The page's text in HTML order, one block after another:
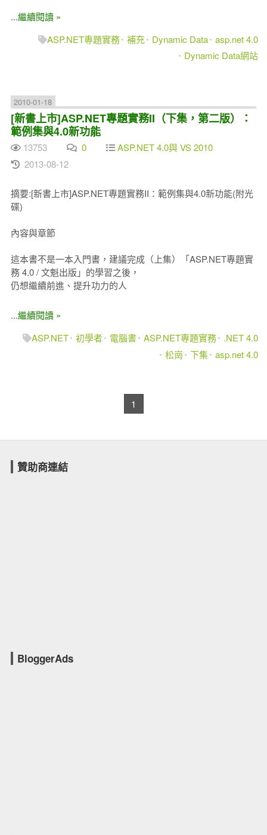
...繼續閱讀 »
ASP.NET專題實務 補充 Dynamic Data asp.net 4.0
Dynamic Data網站
2010-01-18
[新書上市]ASP.NET專題實務II（下集，第二版）：
範例集與4.0新功能
13753 0
ASP.NET 4.0與 VS 2010
2013-08-12
摘要:[新書上市]ASP.NET專題實務II：範例集與4.0新功能(附光
碟)
內容與章節
這本書不是一本入門書，建議完成（上集）「ASP.NET專題實
務 4.0 / 文魁出版」的學習之後，
仍想繼續前進、提升功力的人
...繼續閱讀 »
ASP.NET 初學者 電腦書 ASP.NET專題實務
.NET 4.0
松崗
下集 asp.net 4.0
1
贊助商連結
BloggerAds